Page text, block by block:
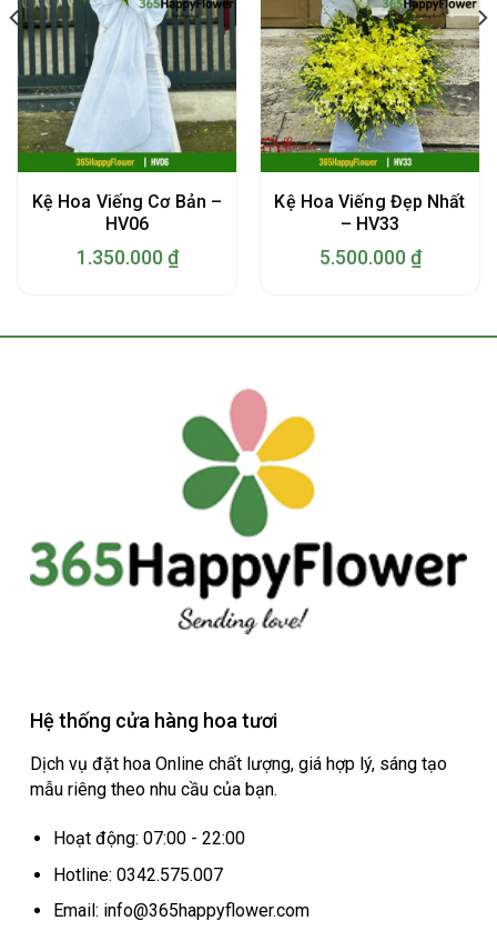
Kệ Hoa Viếng Cơ Bản –
HV06
1.350.000 ₫
Kệ Hoa Viếng Đẹp Nhất
– HV33
5.500.000 ₫
Hệ thống cửa hàng hoa tươi
Dịch vụ đặt hoa Online chất lượng, giá hợp lý, sáng tạo
mẫu riêng theo nhu cầu của bạn.
Hoạt động: 07:00 - 22:00
Hotline: 0342.575.007
Email: info@365happyflower.com